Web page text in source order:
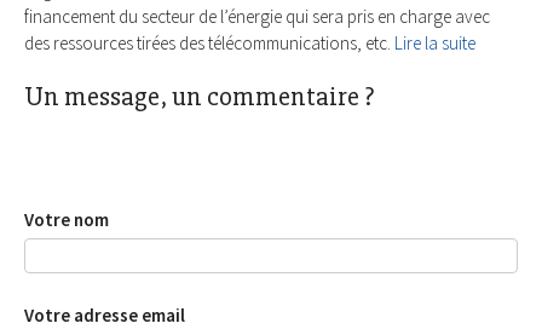
financement du secteur de l’énergie qui sera pris en charge avec
des ressources tirées des télécommunications, etc. Lire la suite
Un message, un commentaire ?
Votre nom
Votre adresse email